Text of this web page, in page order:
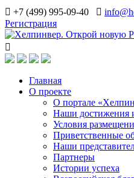
+7 (499) 995-09-40
Регистрация
Главная
О проекте
О портале
Наши достижения
Условия
Приветственные
Наши
Партнеры
Истории успеха